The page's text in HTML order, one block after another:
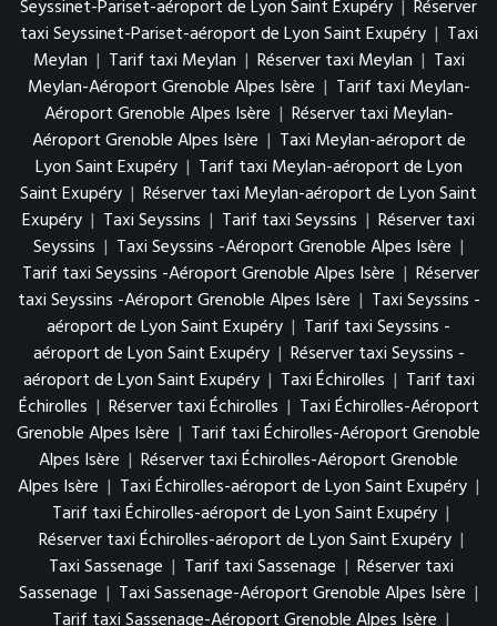
Seyssinet-Pariset-aéroport de Lyon Saint Exupéry | Réserver
taxi Seyssinet-Pariset-aéroport de Lyon Saint Exupéry | Taxi
Meylan | Tarif taxi Meylan | Réserver taxi Meylan | Taxi
Meylan-Aéroport Grenoble Alpes Isère | Tarif taxi Meylan-
Aéroport Grenoble Alpes Isère | Réserver taxi Meylan-
Aéroport Grenoble Alpes Isère | Taxi Meylan-aéroport de
Lyon Saint Exupéry | Tarif taxi Meylan-aéroport de Lyon
Saint Exupéry | Réserver taxi Meylan-aéroport de Lyon Saint
Exupéry | Taxi Seyssins | Tarif taxi Seyssins | Réserver taxi
Seyssins | Taxi Seyssins -Aéroport Grenoble Alpes Isère |
Tarif taxi Seyssins -Aéroport Grenoble Alpes Isère | Réserver
taxi Seyssins -Aéroport Grenoble Alpes Isère | Taxi Seyssins -
aéroport de Lyon Saint Exupéry | Tarif taxi Seyssins -
aéroport de Lyon Saint Exupéry | Réserver taxi Seyssins -
aéroport de Lyon Saint Exupéry | Taxi Échirolles | Tarif taxi
Échirolles | Réserver taxi Échirolles | Taxi Échirolles-Aéroport
Grenoble Alpes Isère | Tarif taxi Échirolles-Aéroport Grenoble
Alpes Isère | Réserver taxi Échirolles-Aéroport Grenoble
Alpes Isère | Taxi Échirolles-aéroport de Lyon Saint Exupéry |
Tarif taxi Échirolles-aéroport de Lyon Saint Exupéry |
Réserver taxi Échirolles-aéroport de Lyon Saint Exupéry |
Taxi Sassenage | Tarif taxi Sassenage | Réserver taxi
Sassenage | Taxi Sassenage-Aéroport Grenoble Alpes Isère |